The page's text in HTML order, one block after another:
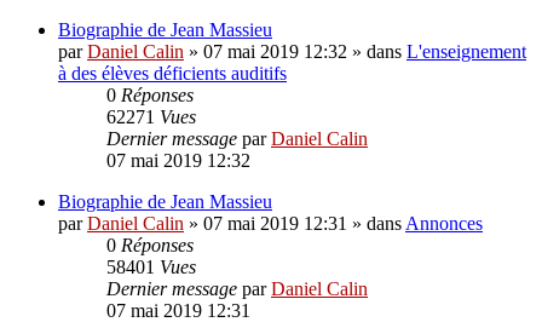
Biographie de Jean Massieu
parDaniel Calin » 07 mai 2019 12:32 » dans L'enseignement
à des élèves déficients auditifs
0 Réponses
62271 Vues
Dernier message parDaniel Calin
07 mai 2019 12:32
Biographie de Jean Massieu
parDaniel Calin » 07 mai 2019 12:31 » dans Annonces
0 Réponses
58401 Vues
Dernier message parDaniel Calin
07 mai 2019 12:31